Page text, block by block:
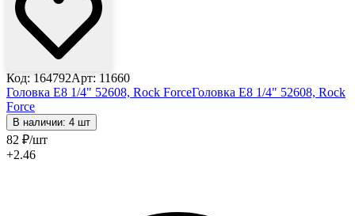
Код: 164792Арт: 11660
Головка E8 1/4" 52608, Rock ForceГоловка E8 1/4" 52608, Rock
Force
В наличии: 4 шт
82 ₽/шт
+2.46